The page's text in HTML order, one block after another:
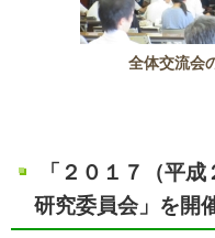
全体交流会
「２０１７（平
研究委員会」を開